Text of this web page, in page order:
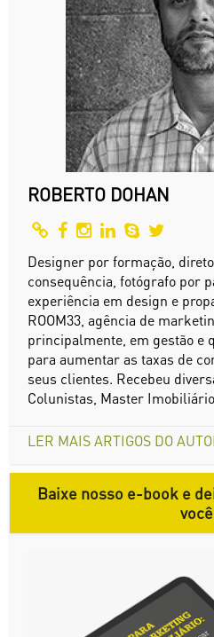
ROBERTO DOHAN
Designer por formação,
consequência, fotógrafo por
experiência em design e
ROOM33, agência de
principalmente, em gestão e
para aumentar as taxas de
seus clientes. Recebeu
Colunistas, Master
LER MAIS ARTIGOS DO
Baixe nosso e-book e